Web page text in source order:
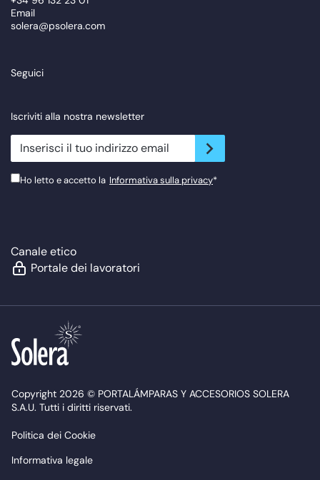
Email
solera@psolera.com
Seguici
Iscriviti alla nostra newsletter
newsletter.suscribe
Ho letto e accetto la Informativa sulla privacy*
Canale etico
Portale dei lavoratori
Copyright 2026 © PORTALÁMPARAS Y ACCESORIOS SOLERA
S.A.U. Tutti i diritti riservati.
Politica dei Cookie
Informativa legale